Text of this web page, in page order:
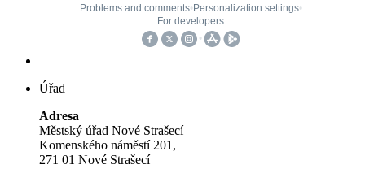
Úřad
Adresa
Městský úřad Nové Strašecí
Komenského náměstí 201,
271 01 Nové Strašecí